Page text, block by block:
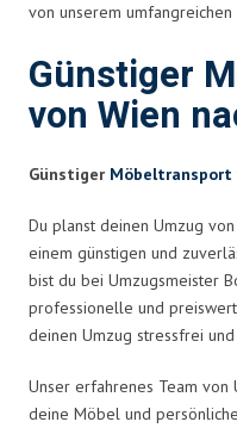
von unserem
Günstiger
von Wien
Günstiger Möbeltransport
Du planst deinen Umzug
einem günstigen und
bist du bei Umzugsmeister
professionelle und
deinen Umzug stressfrei
Unser erfahrenes Team von
deine Möbel und